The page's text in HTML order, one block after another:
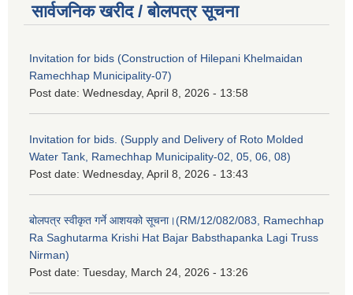
सार्वजनिक खरीद / बोलपत्र सूचना
Invitation for bids (Construction of Hilepani Khelmaidan
Ramechhap Municipality-07)
Post date: Wednesday, April 8, 2026 - 13:58
Invitation for bids. (Supply and Delivery of Roto Molded
Water Tank, Ramechhap Municipality-02, 05, 06, 08)
Post date: Wednesday, April 8, 2026 - 13:43
बोलपत्र स्वीकृत गर्ने आशयको सूचना।(RM/12/082/083, Ramechhap
Ra Saghutarma Krishi Hat Bajar Babsthapanka Lagi Truss
Nirman)
Post date: Tuesday, March 24, 2026 - 13:26